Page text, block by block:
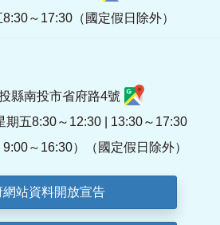
～17:30（國定假日除外）
縣南投市省府路4號
期五8:30～12:30 | 13:30～17:30
9:00～16:30）（國定假日除外）
網站資料開放宣告